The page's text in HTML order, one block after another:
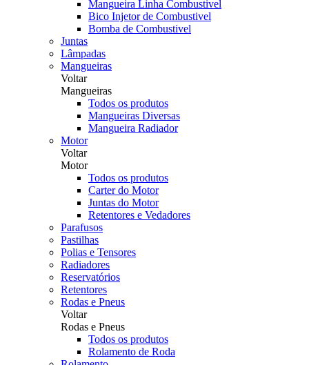
Mangueira Linha Combustivel
Bico Injetor de Combustivel
Bomba de Combustivel
Juntas
Lâmpadas
Mangueiras
Voltar
Mangueiras
Todos os produtos
Mangueiras Diversas
Mangueira Radiador
Motor
Voltar
Motor
Todos os produtos
Carter do Motor
Juntas do Motor
Retentores e Vedadores
Parafusos
Pastilhas
Polias e Tensores
Radiadores
Reservatórios
Retentores
Rodas e Pneus
Voltar
Rodas e Pneus
Todos os produtos
Rolamento de Roda